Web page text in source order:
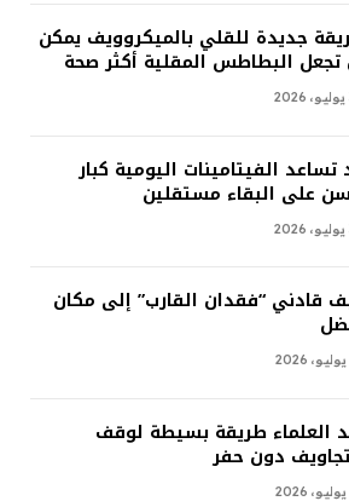
جديدة للقلي بالميكروويف يمكن
تجعل البطاطس المقلية أكثر صحة
تساعد الفيتامينات اليومية كبار
على البقاء مستقلين
قادني “فقدان القارب” إلى مكان
العلماء طريقة بسيطة لوقف
دون حفر